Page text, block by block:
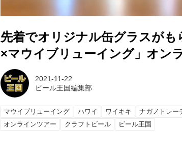
先着でオリジナル缶グラスが
×マウイブリューイング」オン
2021-11-22
ビール王国編集部
マウイブリューイング ハワイ ワイキキ ナガノトレー
オンラインツアー
クラフトビール ビール王国